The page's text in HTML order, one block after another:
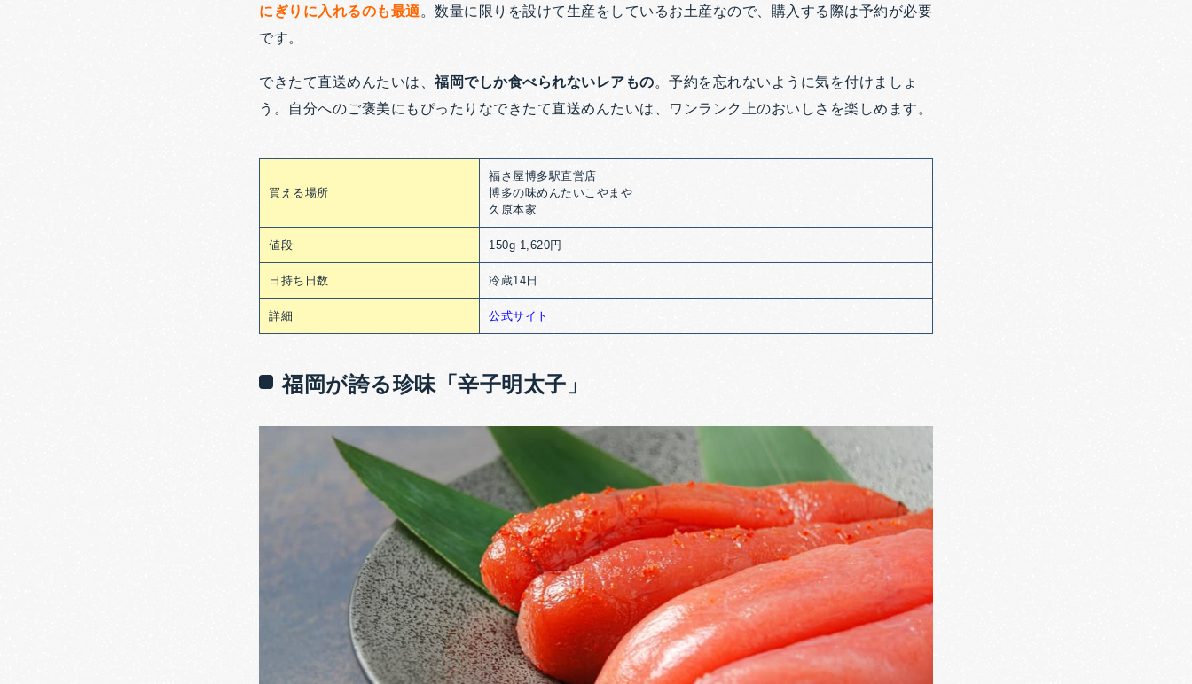
にぎりに入れるのも最適 。数量に限りを設けて生産をしているお土産なので、購入する際は予約が必要
です。
できたて直送めんたいは、福岡でしか食べられないレアもの。予約を忘れないように気を付けましょ
う。自分へのご褒美にもぴったりなできたて直送めんたいは、ワンランク上のおいしさを楽しめます。
買える場所
福さ屋博多駅直営店
博多の味めんたいこやまや
久原本家
値段 150g 1,620円
日持ち日数 冷蔵14日
詳細 公式サイト
福岡が誇る珍味「辛子明太子」